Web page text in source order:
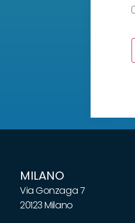
MILANO
Via Gonzaga 7
20123 Milano